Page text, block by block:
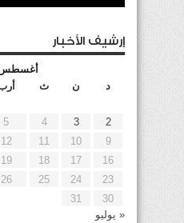
إرشيف الأخبار
أغسطس
د
ن ث
2
3
4
5
9
10
11
12
16
17
18
19
23
24
25
26
30
31
« يوليو